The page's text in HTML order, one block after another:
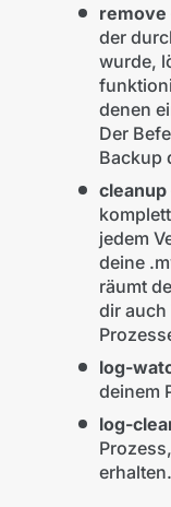
remove
der
wurde,
denen
Der
Backup
cleanup
jedem
deine
räumt
dir auch
log-
deinem
log-
erhalten.